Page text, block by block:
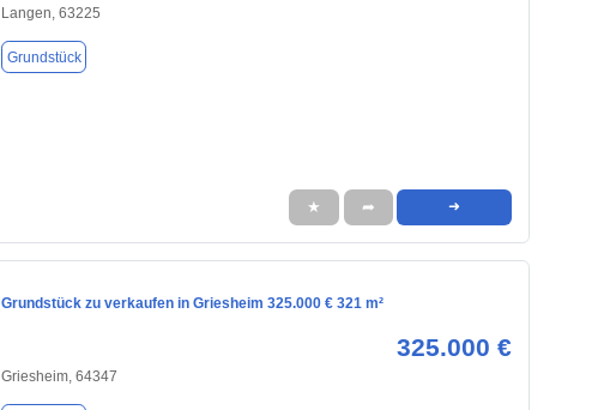
Langen, 63225
Grundstück
★ ➦ ➜
Grundstück zu verkaufen in Griesheim 325.000 € 321 m²
325.000 €
Griesheim, 64347